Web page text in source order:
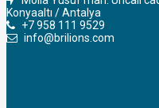
Konyaaltı / Antalya
+7 958 111 9529
info@brilions.com